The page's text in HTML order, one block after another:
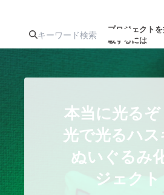
プロジェクト
載するには
人気のプロ
注目のリ
ターン
注目の新着プロ
ジェクト
募
ロ
アート・写真
本当に光る
光で光るハ
ぬいぐるみ
ジェクト